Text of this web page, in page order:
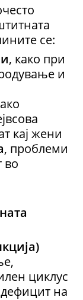
се:
, како при
и
кај жени
, проблеми
во
циклус
на